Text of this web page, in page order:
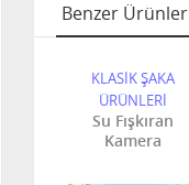
Benzer Ürünler
KLASİK ŞAKA
ÜRÜNLERİ
Su Fışkıran
Kamera